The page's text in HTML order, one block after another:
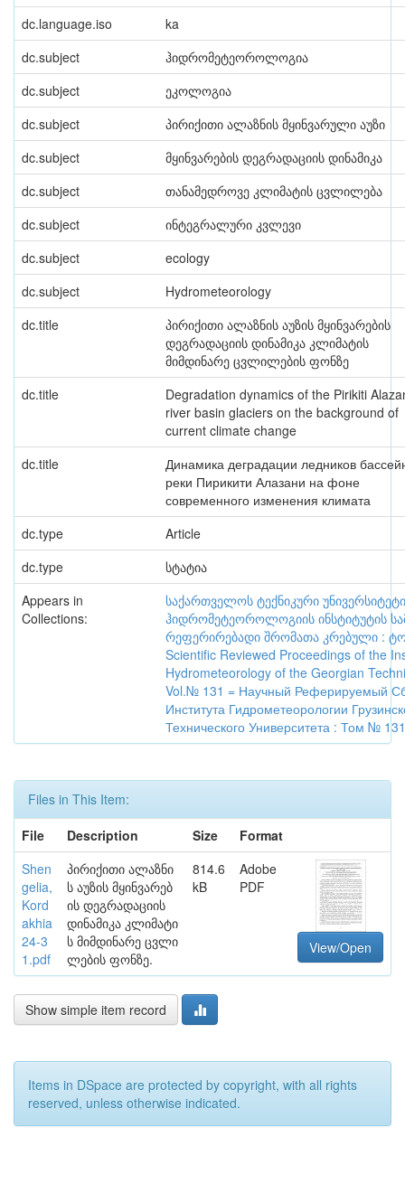
dc.language.iso
ka
dc.subject
ჰიდრომეტეოროლოგია
dc.subject
ეკოლოგია
dc.subject
პირიქითი ალაზნის მყინვარული აუზი
dc.subject
მყინვარების დეგრადაციის დინამიკა
dc.subject
თანამედროვე კლიმატის ცვლილება
dc.subject
ინტეგრალური კვლევი
dc.subject
ecology
dc.subject
Hydrometeorology
dc.title
პირიქითი ალაზნის აუზის მყინვარების
დეგრადაციის დინამიკა კლიმატის
მიმდინარე ცვლილების ფონზე
dc.title
Degradation dynamics of the Pirikiti
river basin glaciers on the background of
current climate change
dc.title
Динамика деградации ледников
реки Пирикити Алазани на фоне
современного изменения климата
dc.type
Article
dc.type
სტატია
Appears in
Collections:
საქართველოს ტექნიკური
ჰიდრომეტეოროლოგიის ინსტიტუტის
რეფერირებადი შრომათა კრებული :
Scientific Reviewed Proceedings of the
Hydrometeorology of the Georgian
Vol.№ 131 = Научный Реферируемый
Института Гидрометеорологии
Технического Университета : Том №
Files in This Item:
File
Description Size
Format
Shen
gelia,
Kord
akhia
24-3
1.pdf
პირიქითი ალაზნი
ს აუზის მყინვარებ
ის დეგრადაციის
დინამიკა კლიმატი
ს მიმდინარე ცვლი
ლების ფონზე.
814.6
kB
Adobe
PDF
View/Open
Show simple item record
Items in DSpace are protected by copyright, with all rights
reserved, unless otherwise indicated.